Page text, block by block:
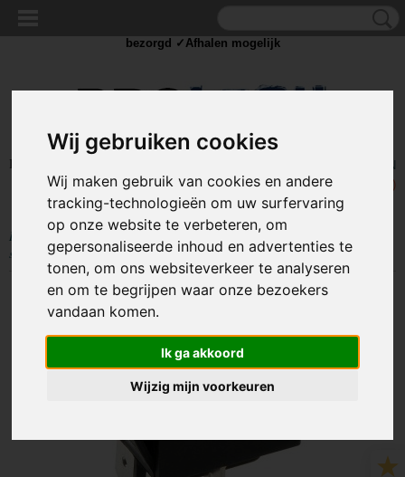
Wij gebruiken cookies
Wij maken gebruik van cookies en andere
tracking-technologieën om uw surfervaring
op onze website te verbeteren, om
gepersonaliseerde inhoud en advertenties te
tonen, om ons websiteverkeer te analyseren
en om te begrijpen waar onze bezoekers
vandaan komen.
Ik ga akkoord
Wijzig mijn voorkeuren
Inloggen
UW WINKELWAGEN
Geen producten
(0)
Home >STROOM > Schakelaars >Standaard schakelaar
schakelaars>Schakelaar - blauw - 250 volt - 15A - verlicht - vierkant
bezorgd ✓Afhalen mogelijk